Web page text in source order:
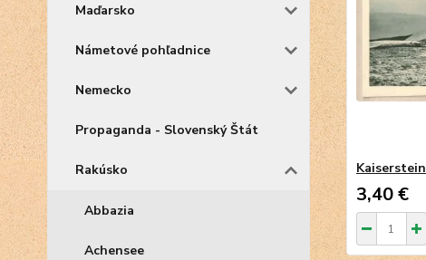
Maďarsko
Námetové pohľadnice
Nemecko
Propaganda - Slovenský Štát
Rakúsko
Abbazia
Achensee
Kaiserstein
3,40 €